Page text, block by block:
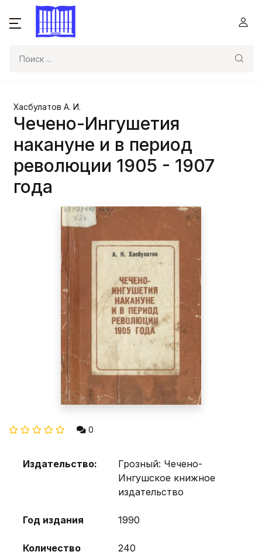
Хасбулатов А. И.
Чечено-Ингушетия
накануне и в период
революции 1905 - 1907
года
0
Издательство:
Грозный: Чечено-
Ингушское книжное
издательство
Год издания 1990
Количество
240